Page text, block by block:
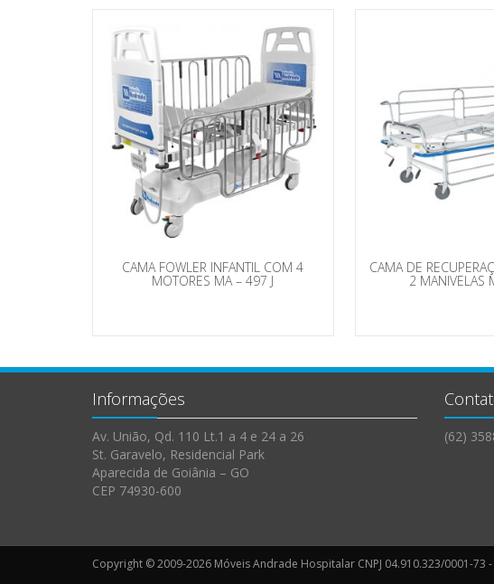
CAMA FOWLER INFANTIL COM 4
MOTORES MA – 497 J
CAMA DE
2 MANIVELAS
Informações
Av. União, Qd. 110 Lt.1 a 4 e 24 a 26
St. Garavelo, Residencial Park
Aparecida de Goiânia – GO
CEP 74930-600
(62)
Copyright © 2009-2026 Móveis Andrade Hospitalar CNPJ 04.910.323/0001-